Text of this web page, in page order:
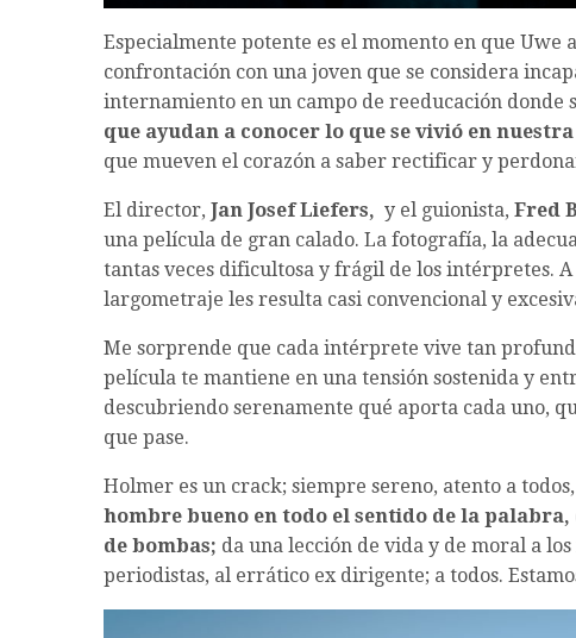
Especialmente potente es el momento en que Uwe
confrontación con una joven que se considera
internamiento en un campo de reeducación donde
que ayudan a conocer lo que se vivió en
que mueven el corazón a saber rectificar y
El director, Jan Josef Liefers, y el guionista, Fred
una película de gran calado. La fotografía, la
tantas veces dificultosa y frágil de los intérpretes.
largometraje les resulta casi convencional y
Me sorprende que cada intérprete vive tan
película te mantiene en una tensión sostenida y
descubriendo serenamente qué aporta cada uno,
que pase.
Holmer es un crack; siempre sereno, atento a
hombre bueno en todo el sentido de la
de bombas; da una lección de vida y de moral a
periodistas, al errático ex dirigente; a todos.